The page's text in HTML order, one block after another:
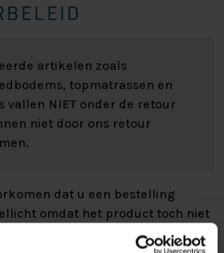
artikelen zoals
topmatrassen en
vallen NIET onder de retour
niet door ons retour
dat u een bestelling
omdat het product toch niet
er een andere reden is waarom